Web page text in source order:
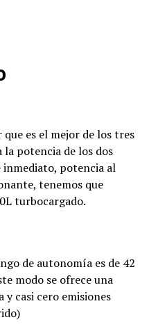
es el mejor de los tres
la potencia de los dos
potencia al
tenemos que
turbocargado.
de autonomía es de 42
modo se ofrece una
casi cero emisiones